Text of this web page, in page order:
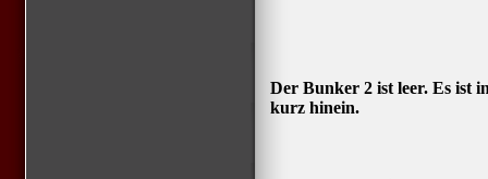
Der Bunker 2 ist leer. Es ist
kurz hinein.